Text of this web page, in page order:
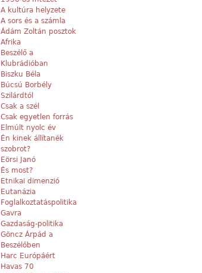
A kultúra helyzete
A sors és a számla
Ádám Zoltán posztok
Afrika
Beszélő a
Klubrádióban
Biszku Béla
Búcsú Borbély
Szilárdtól
Csak a szél
Csak egyetlen forrás
Elmúlt nyolc év
Én kinek állítanék
szobrot?
Eörsi Janó
És most?
Etnikai dimenzió
Eutanázia
Foglalkoztatáspolitika
Gavra
Gazdaság-politika
Göncz Árpád a
Beszélőben
Harc Európáért
Havas 70